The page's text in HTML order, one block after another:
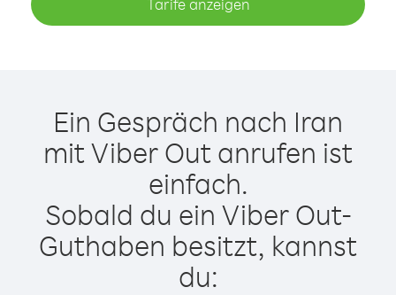
Tarife anzeigen
Ein Gespräch nach Iran
mit Viber Out anrufen ist
einfach.
Sobald du ein Viber Out-
Guthaben besitzt, kannst
du: